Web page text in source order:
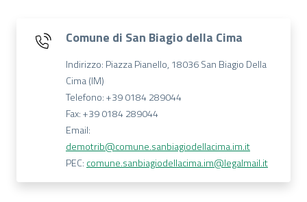
Comune di San Biagio della Cima
Indirizzo: Piazza Pianello, 18036 San Biagio Della
Cima (IM)
Telefono: +39 0184 289044
Fax: +39 0184 289044
Email:
demotrib@comune.sanbiagiodellacima.im.it
PEC: comune.sanbiagiodellacima.im@legalmail.it